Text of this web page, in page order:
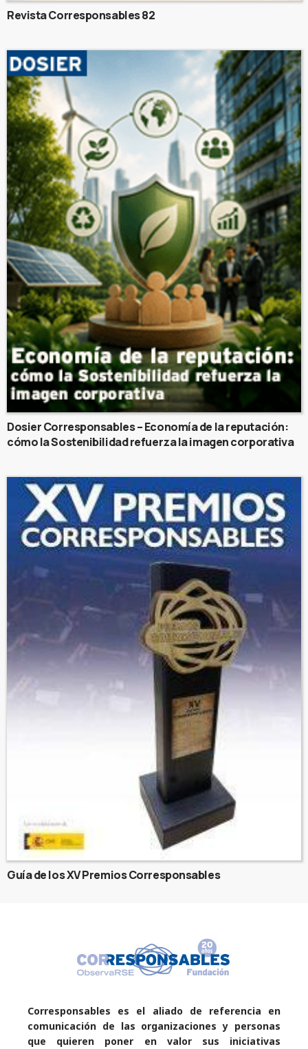
Revista Corresponsables 82
Dosier Corresponsables – Economía de la reputación:
cómo la Sostenibilidad refuerza la imagen corporativa
Guía de los XV Premios Corresponsables
Corresponsables es el aliado de referencia en
comunicación de las organizaciones y personas
que quieren poner en valor sus iniciativas